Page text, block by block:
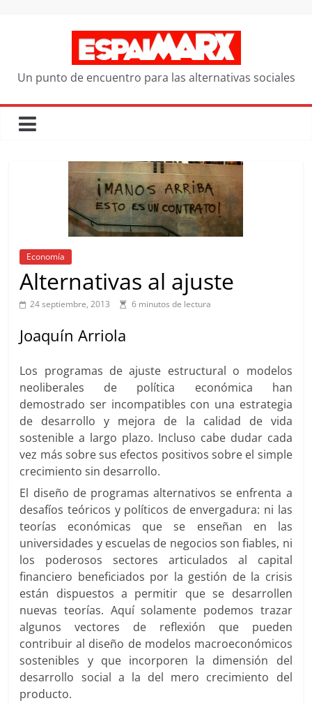
Un punto de encuentro para las alternativas sociales
Economía
Alternativas al ajuste
24 septiembre, 2013 6 minutos de lectura
Joaquín Arriola
Los programas de ajuste estructural o modelos
neoliberales de política económica han
demostrado ser incompatibles con una estrategia
de desarrollo y mejora de la calidad de vida
sostenible a largo plazo. Incluso cabe dudar cada
vez más sobre sus efectos positivos sobre el simple
crecimiento sin desarrollo.
El diseño de programas alternativos se enfrenta a
desafíos teóricos y políticos de envergadura: ni las
teorías económicas que se enseñan en las
universidades y escuelas de negocios son fiables, ni
los poderosos sectores articulados al capital
financiero beneficiados por la gestión de la crisis
están dispuestos a permitir que se desarrollen
nuevas teorías. Aquí solamente podemos trazar
algunos vectores de reflexión que pueden
contribuir al diseño de modelos macroeconómicos
sostenibles y que incorporen la dimensión del
desarrollo social a la del mero crecimiento del
producto.